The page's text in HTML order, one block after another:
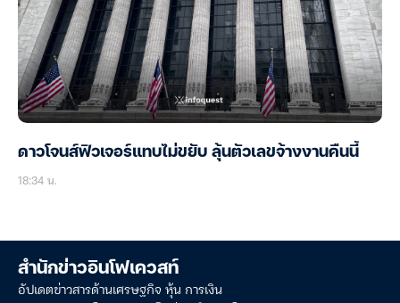
ดาวโจนส์ฟิวเจอร์แทบไม่ขยับ ลุ้นตัวเลขจ้างงานคืนนี้
18:34 น.
สำนักข่าวอินโฟเควสท์
อัปเดตข่าวสารด้านเศรษฐกิจ หุ้น การเงิน